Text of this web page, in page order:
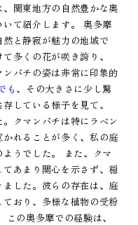
関東地方の自然豊かな奥
て紹介します。 奥多摩
と静寂が魅力の地域で
多くの花が咲き誇り、
バチの姿は非常に印象的
も 、その大きさに少し驚
している様子を見て、
クマンバチは特にラベン
れることが多く、私の庭
うでした。 また、クマ
あまり関心を示さず、穏
した。彼らの存在は、庭
おり、多様な植物の受粉
の奥多摩での経験は、